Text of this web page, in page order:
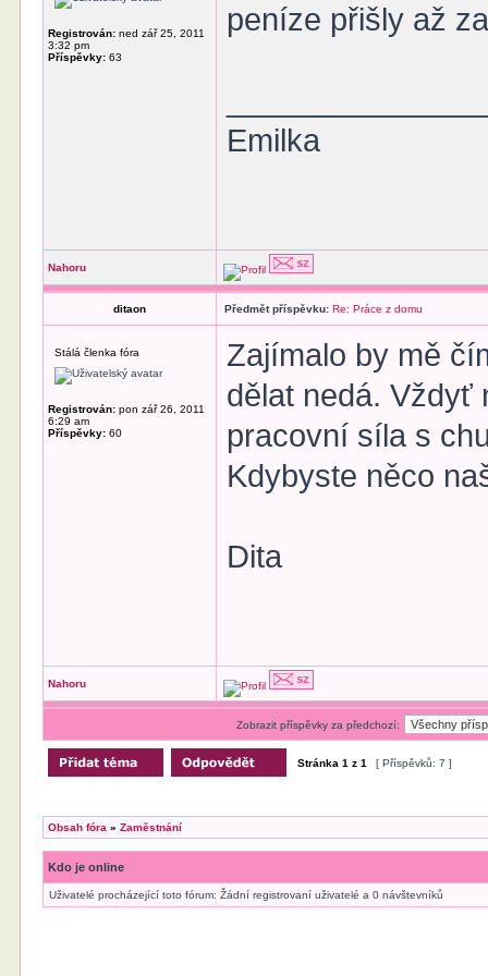
Registrován: ned zář 25, 2011
3:32 pm
Příspěvky: 63
peníze přišly až
Emilka
Nahoru
ditaon Předmět příspěvku: Re: Práce z domu
Stálá členka fóra
Registrován: pon zář 26, 2011
6:29 am
Příspěvky: 60
Zajímalo by mě
dělat nedá. Vždyť
pracovní síla s
Kdybyste něco
Dita
Nahoru
Zobrazit příspěvky za předchozí:
Stránka1 z1 [ Příspěvků: 7 ]
Obsah fóra »Zaměstnání
Kdo je online
Uživatelé procházející toto fórum: Žádní registrovaní uživatelé a 0 návštevníků